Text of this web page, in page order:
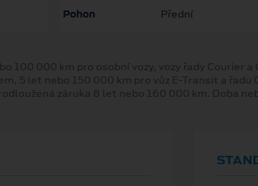
Pohon Přední
100 000 km pro osobní vozy, vozy řady Courier
5 let nebo 150 000 km pro vůz E-Transit a
záruka 8 let nebo 160 000 km. Doba